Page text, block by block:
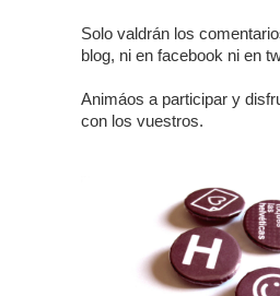
Solo valdrán los
blog, ni en facebook ni en
Animáos a participar y
con los vuestros.